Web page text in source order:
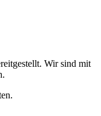
Wir sind mit